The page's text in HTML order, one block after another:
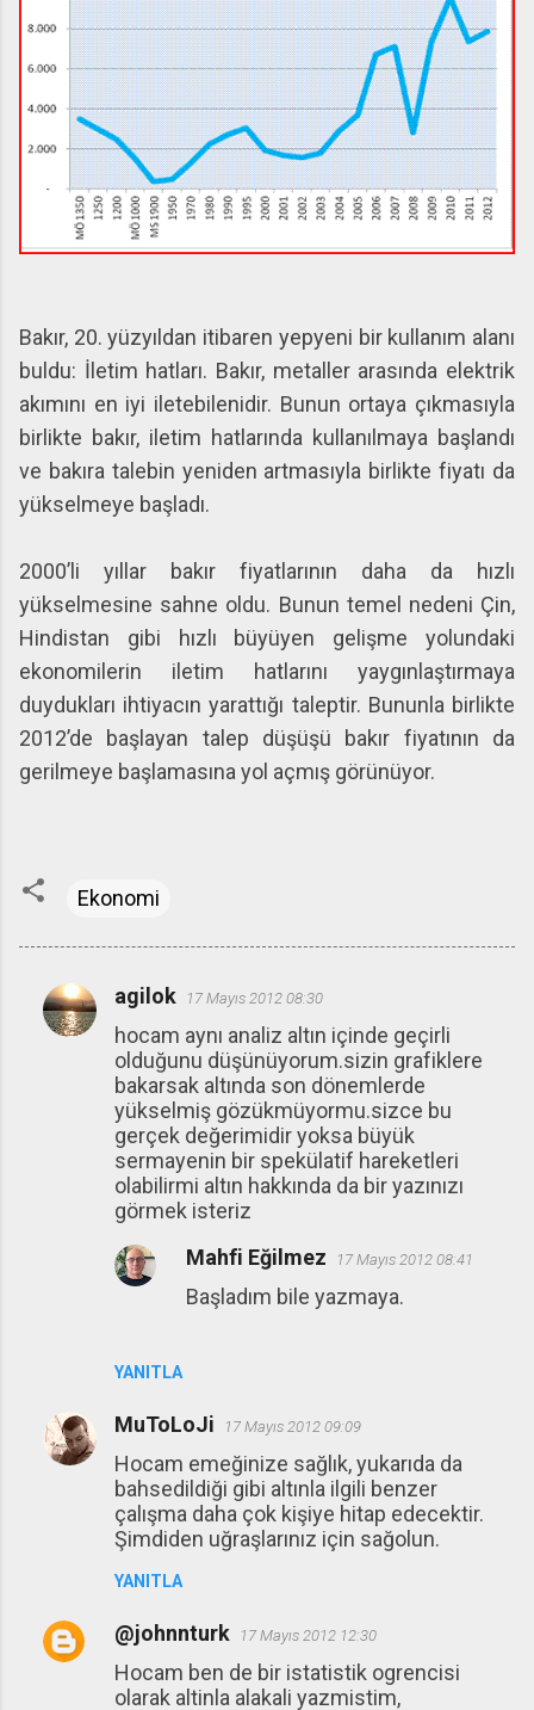
Bakır, 20. yüzyıldan itibaren yepyeni bir kullanım alanı
buldu: İletim hatları. Bakır, metaller arasında elektrik
akımını en iyi iletebilenidir. Bunun ortaya çıkmasıyla
birlikte bakır, iletim hatlarında kullanılmaya başlandı
ve bakıra talebin yeniden artmasıyla birlikte fiyatı da
yükselmeye başladı.
2000’li yıllar bakır fiyatlarının daha da hızlı
yükselmesine sahne oldu. Bunun temel nedeni Çin,
Hindistan gibi hızlı büyüyen gelişme yolundaki
ekonomilerin iletim hatlarını yaygınlaştırmaya
duydukları ihtiyacın yarattığı taleptir. Bununla birlikte
2012’de başlayan talep düşüşü bakır fiyatının da
gerilmeye başlamasına yol açmış görünüyor.
Ekonomi
Y
o
agilok 17 Mayıs 2012 08:30
hocam aynı analiz altın içinde geçirli
olduğunu düşünüyorum.sizin grafiklere
bakarsak altında son dönemlerde
yükselmiş gözükmüyormu.sizce bu
gerçek değerimidir yoksa büyük
sermayenin bir spekülatif hareketleri
olabilirmi altın hakkında da bir yazınızı
görmek isteriz
YANITLA
Mahfi Eğilmez 17 Mayıs 2012 08:41
Başladım bile yazmaya.
MuToLoJi 17 Mayıs 2012 09:09
Hocam emeğinize sağlık, yukarıda da
bahsedildiği gibi altınla ilgili benzer
çalışma daha çok kişiye hitap edecektir.
Şimdiden uğraşlarınız için sağolun.
YANITLA
@johnnturk 17 Mayıs 2012 12:30
Hocam ben de bir istatistik ogrencisi
olarak altinla alakali yazmistim,